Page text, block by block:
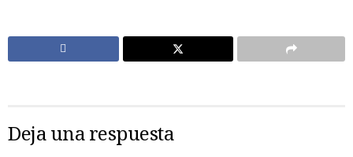
Deja una respuesta